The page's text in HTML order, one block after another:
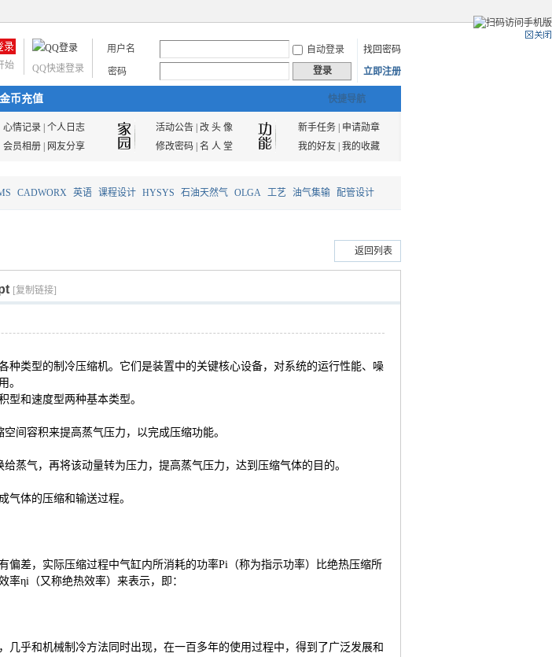
用户名 自动登录
找回密码
密码
登录 立即注册
QQ快速登录
始
快捷导航
金币充值
心情记录 个人日志 活动公告| 改 头 像 新手任务|
申请勋章
会员相册 网友分享 修改密码| 名 人 堂 我的好友| 我的收藏
CADWORX 英语 课程设计 HYSYS 石油天然气 OLGA 工艺 油气集输 配管设计
返回列表
[复制链接]
种类型的制冷压缩机。它们是装置中的关键核心设备，对系统的运行性能、噪
。
型和速度型两种基本类型。
间容积来提高蒸气压力，以完成压缩功能。
蒸气，再将该动量转为压力，提高蒸气压力，达到压缩气体的目的。
气体的压缩和输送过程。
偏差，实际压缩过程中气缸内所消耗的功率Pi （称为指示功率）比绝热压缩所
率ηi （又称绝热效率）来表示，即：
几乎和机械制冷方法同时出现，在一百多年的使用过程中，得到了广泛发展和